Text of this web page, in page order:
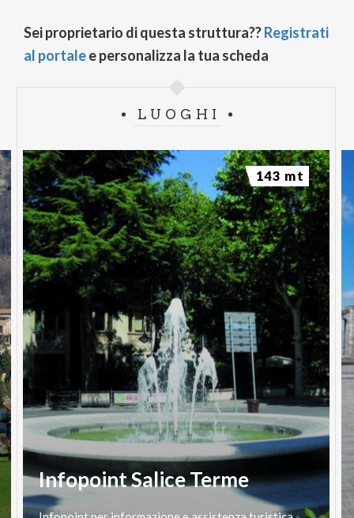
Sei proprietario di questa struttura??Registrati
al portalee personalizza la tua scheda
LUOGHI
Infopoint Salice Terme
143 mt